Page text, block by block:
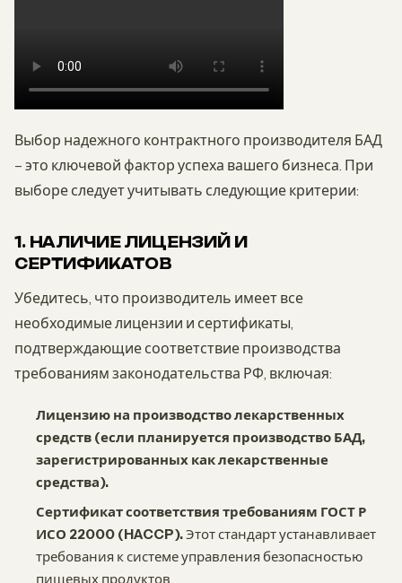
Выбор надежного контрактного производителя БАД
– это ключевой фактор успеха вашего бизнеса. При
выборе следует учитывать следующие критерии:
1. НАЛИЧИЕ ЛИЦЕНЗИЙ И
СЕРТИФИКАТОВ
Убедитесь, что производитель имеет все
необходимые лицензии и сертификаты,
подтверждающие соответствие производства
требованиям законодательства РФ, включая:
Лицензию на производство лекарственных
средств (если планируется производство БАД,
зарегистрированных как лекарственные
средства).
Сертификат соответствия требованиям ГОСТ Р
ИСО 22000 (HACCP).Этот стандарт устанавливает
требования к системе управления безопасностью
пищевых продуктов.